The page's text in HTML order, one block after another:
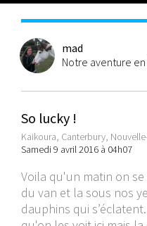
mad
Notre aventure
So lucky !
Kaikoura, Canterbury,
Samedi 9 avril 2016 à 04h07
Voila qu'un matin on
du van et la sous nos
dauphins qui